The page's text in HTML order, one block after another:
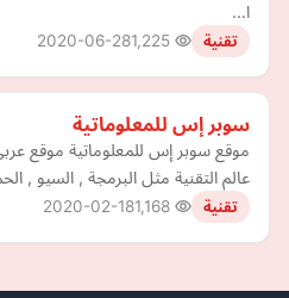
ا…
تقنية 2020-06-28
سوبر إس للمعلوماتية
موقع سوبر إس للمعلوماتية موقع
عالم التقنية مثل البرمجة , السيو ,
تقنية 2020-02-18